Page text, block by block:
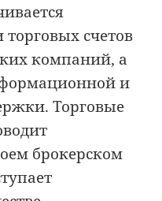
счетов
компаний, а
и
Торговые
брокерском